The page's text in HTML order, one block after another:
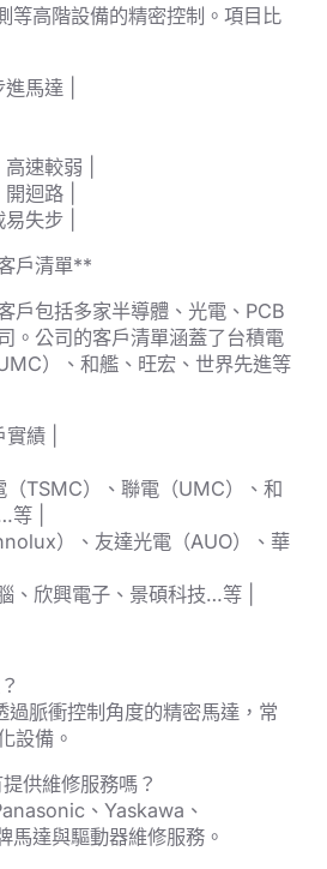
等高階設備的精密控制。項目比
馬達 |
速較弱 |
迴路 |
失步 |
戶清單**
戶包括多家半導體、光電、PCB
。公司的客戶清單涵蓋了台積電
）、和艦、旺宏、世界先進等
績 |
（TSMC）、聯電（UMC）、和
|
）、友達光電（AUO）、華
、欣興電子、景碩科技…等 |
過脈衝控制角度的精密馬達，常
設備。
供維修服務嗎？
、Yaskawa、
達與驅動器維修服務。